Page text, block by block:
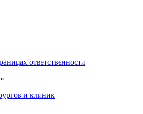
ответственности
и клиник